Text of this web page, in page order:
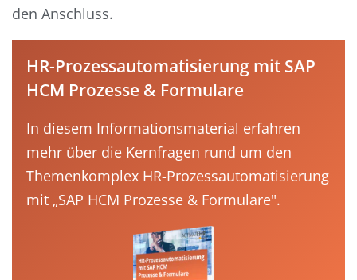
den Anschluss.
HR-Prozessautomatisierung mit SAP
HCM Prozesse & Formulare
In diesem Informationsmaterial erfahren
mehr über die Kernfragen rund um den
Themenkomplex HR-Prozessautomatisierung
mit „SAP HCM Prozesse & Formulare".